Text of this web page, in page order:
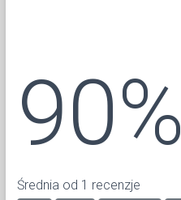
90%
Średnia od 1 recenzje